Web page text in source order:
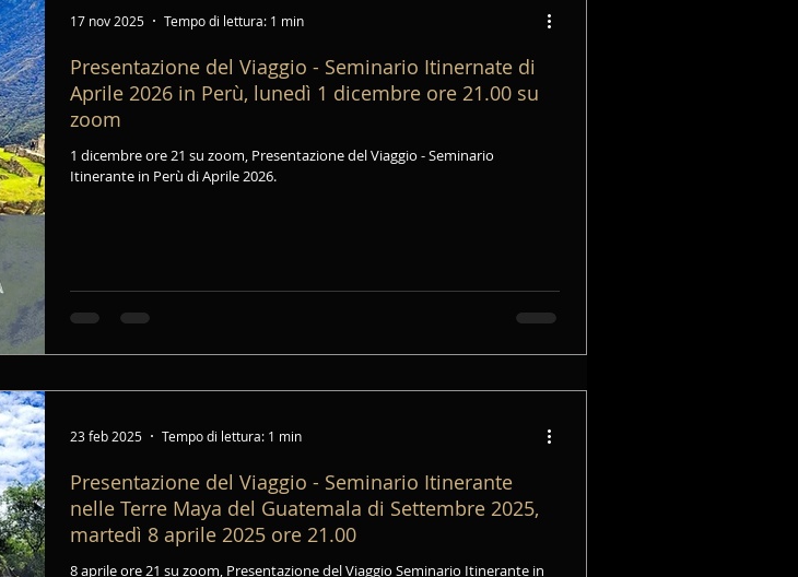
Presentazione del Viaggio - Seminario Itinernate di
Aprile 2026 in Perù, lunedì 1 dicembre ore 21.00 su
zoom
1 dicembre ore 21 su zoom, Presentazione del Viaggio - Seminario
Itinerante in Perù di Aprile 2026.
17 nov 2025 Tempo di lettura: 1 min
Presentazione del Viaggio - Seminario Itinerante
nelle Terre Maya del Guatemala di Settembre 2025,
martedì 8 aprile 2025 ore 21.00
8 aprile ore 21 su zoom, Presentazione del Viaggio Seminario Itinerante in
23 feb 2025 Tempo di lettura: 1 min